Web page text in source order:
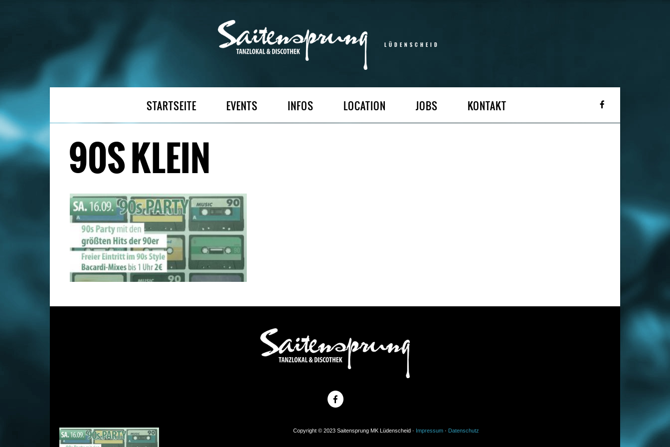
LÜDENSCHEID
STARTSEITE EVENTS INFOS LOCATION JOBS KONTAKT
90S KLEIN
Copyright © 2023 Saitensprung MK Lüdenscheid · Impressum · Datenschutz